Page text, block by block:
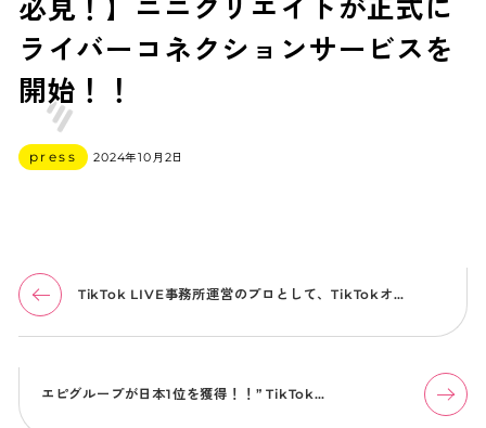
必見！】ニニクリエイトが正式に
ライバーコネクションサービスを
開始！！
投稿日
2024年10月2日
カテゴリー
press
TikTok LIVE事務所運営のプロとして、TikTokオ…
エピグループが日本1位を獲得！！” TikTok…